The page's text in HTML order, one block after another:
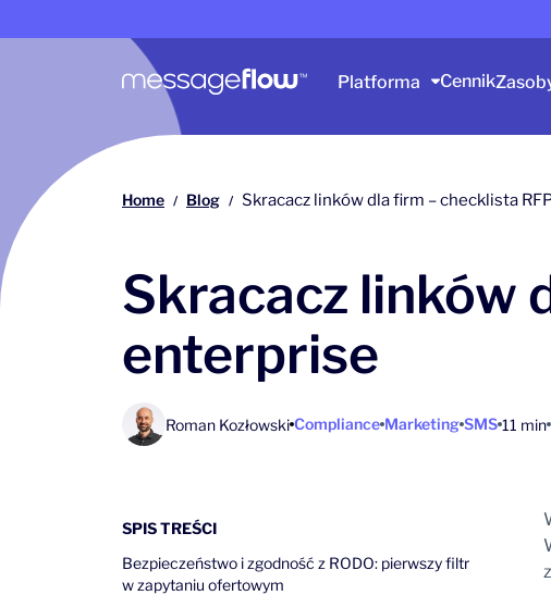
Główna nawigacja Platforma Cennik
Home / Blog / Skracacz linków dla firm – checklista
Skracacz linków
enterprise
Roman Kozłowski Compliance Marketing SMS 11 min
SPIS TREŚCI
Bezpieczeństwo i zgodność z RODO: pierwszy filtr
w zapytaniu ofertowym